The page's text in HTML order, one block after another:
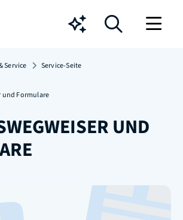
Chatbot
Service Service-Seite
und Formulare
UND